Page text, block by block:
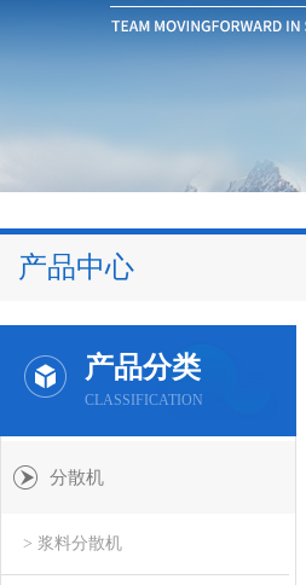
产品中心
产品分类
CLASSIFICATION
分散机
> 浆料分散机